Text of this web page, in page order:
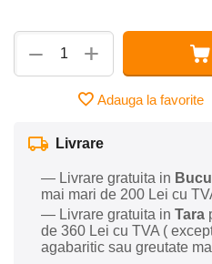
+
−
Adauga la favorite
Livrare
— Livrare gratuita in
mai mari de 200 Lei cu
— Livrare gratuita in Tara
de 360 Lei cu TVA (
agabaritic sau greutate